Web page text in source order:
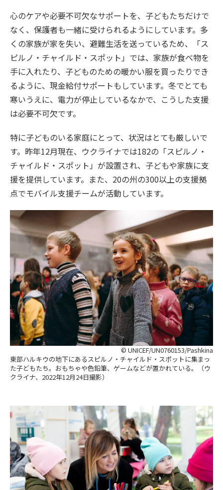
心のケアや必要不可欠なサポートを、子どもたちだけで
なく、保護者も一緒に受けられるようにしています。多
くの家族が家を失い、避難生活を送っているため、「ス
ピルノ・チャイルド・スポット」では、家族が食べ物を
手に入れたり、子どものための暖かい服を買ったりでき
るように、現金給付サポートもしています。冬でとても
寒いうえに、電力が停止しているなかで、こうした支援
は必要不可欠です。
特に子どものいる家庭にとって、状況はとても厳しいで
す。昨年12月現在、ウクライナでは182の「スピルノ・
チャイルド・スポット」が設置され、子どもや家族に支
援を提供しています。また、20の州の300以上の支援拠
点でモバイル支援チームが活動しています。
© UNICEF/UN0760153/Pashkina
東部ハルキウの地下にあるスピルノ・チャイルド・スポットに集まっ
た子どもたち。おもちゃや色鉛筆、ゲームなどが置かれている。（ウ
クライナ、2022年12月24日撮影）